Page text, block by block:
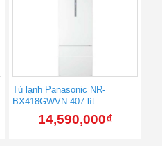
Tủ lạnh Panasonic NR-
BX418GWVN 407 lít
14,590,000₫